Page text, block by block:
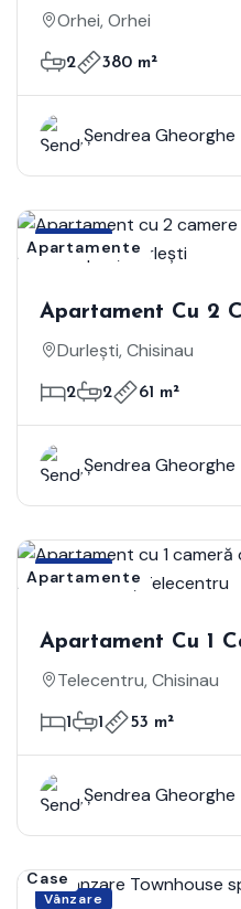
Nivele - Orhei
Orhei, Orhei
2 380 m²
Șendrea Gheorghe
Vânzare
Apartamente
Apartament Cu 2
Complexul Estate
Durlești, Chisinau
2 2 61 m²
Șendrea Gheorghe
Vânzare
Apartamente
Apartament Cu 1
Complexul Estate
Telecentru, Chisinau
1 1 53 m²
Șendrea Gheorghe
Vânzare
Case